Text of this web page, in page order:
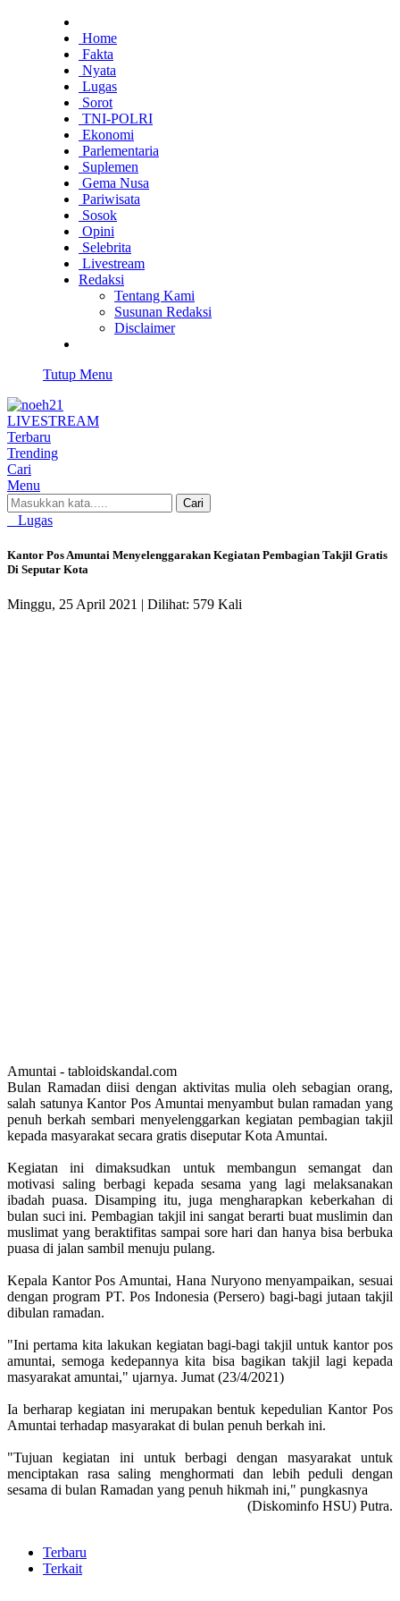
Home
Fakta
Nyata
Lugas
Sorot
TNI-POLRI
Ekonomi
Parlementaria
Suplemen
Gema Nusa
Pariwisata
Sosok
Opini
Selebrita
Livestream
Redaksi
Tentang Kami
Susunan Redaksi
Disclaimer
Tutup Menu
LIVESTREAM
Terbaru
Trending
Cari
Menu
Cari
Lugas
Kantor Pos Amuntai Menyelenggarakan Kegiatan Pembagian Takjil Gratis
Di Seputar Kota
Minggu, 25 April 2021 | Dilihat: 579 Kali
Amuntai - tabloidskandal.com
Bulan Ramadan diisi dengan aktivitas mulia oleh sebagian orang,
salah satunya Kantor Pos Amuntai menyambut bulan ramadan yang
penuh berkah sembari menyelenggarkan kegiatan pembagian takjil
kepada masyarakat secara gratis diseputar Kota Amuntai.
Kegiatan ini dimaksudkan untuk membangun semangat dan
motivasi saling berbagi kepada sesama yang lagi melaksanakan
ibadah puasa. Disamping itu, juga mengharapkan keberkahan di
bulan suci ini. Pembagian takjil ini sangat berarti buat muslimin dan
muslimat yang beraktifitas sampai sore hari dan hanya bisa berbuka
puasa di jalan sambil menuju pulang.
Kepala Kantor Pos Amuntai, Hana Nuryono menyampaikan, sesuai
dengan program PT. Pos Indonesia (Persero) bagi-bagi jutaan takjil
dibulan ramadan.
"Ini pertama kita lakukan kegiatan bagi-bagi takjil untuk kantor pos
amuntai, semoga kedepannya kita bisa bagikan takjil lagi kepada
masyarakat amuntai," ujarnya. Jumat (23/4/2021)
Ia berharap kegiatan ini merupakan bentuk kepedulian Kantor Pos
Amuntai terhadap masyarakat di bulan penuh berkah ini.
"Tujuan kegiatan ini untuk berbagi dengan masyarakat untuk
menciptakan rasa saling menghormati dan lebih peduli dengan
sesama di bulan Ramadan yang penuh hikmah ini," pungkasnya
(Diskominfo HSU) Putra.
Terbaru
Terkait